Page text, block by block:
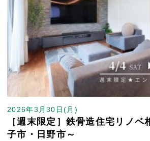
2026年3月30日(月)
［週末限定］鉄骨造住宅リノベ
子市・日野市～